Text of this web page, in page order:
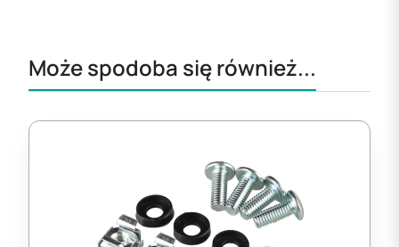
Może spodoba się również...